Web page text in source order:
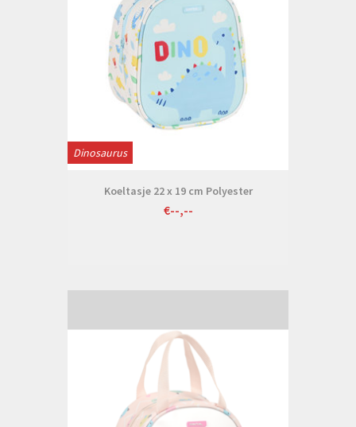
Dinosaurus
Koeltasje 22 x 19 cm Polyester
€--,--